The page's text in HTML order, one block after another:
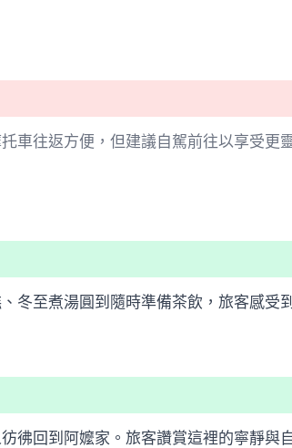
車往返方便，但建議自駕前往以享受更
冬至煮湯圓到隨時準備茶飲，旅客感
彿回到阿嬤家。旅客讚賞這裡的寧靜與